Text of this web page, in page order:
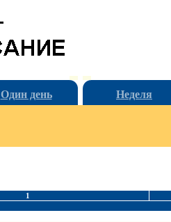
Один день Неделя
1